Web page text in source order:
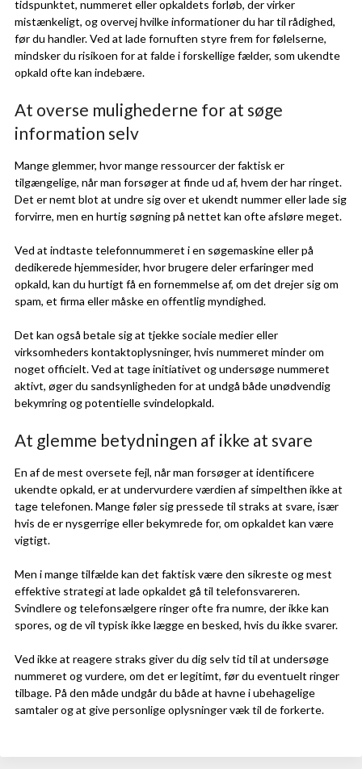
tidspunktet, nummeret eller opkaldets forløb, der virker
mistænkeligt, og overvej hvilke informationer du har til rådighed,
før du handler. Ved at lade fornuften styre frem for følelserne,
mindsker du risikoen for at falde i forskellige fælder, som ukendte
opkald ofte kan indebære.
At overse mulighederne for at søge
information selv
Mange glemmer, hvor mange ressourcer der faktisk er
tilgængelige, når man forsøger at finde ud af, hvem der har ringet.
Det er nemt blot at undre sig over et ukendt nummer eller lade sig
forvirre, men en hurtig søgning på nettet kan ofte afsløre meget.
Ved at indtaste telefonnummeret i en søgemaskine eller på
dedikerede hjemmesider, hvor brugere deler erfaringer med
opkald, kan du hurtigt få en fornemmelse af, om det drejer sig om
spam, et firma eller måske en offentlig myndighed.
Det kan også betale sig at tjekke sociale medier eller
virksomheders kontaktoplysninger, hvis nummeret minder om
noget officielt. Ved at tage initiativet og undersøge nummeret
aktivt, øger du sandsynligheden for at undgå både unødvendig
bekymring og potentielle svindelopkald.
At glemme betydningen af ikke at svare
En af de mest oversete fejl, når man forsøger at identificere
ukendte opkald, er at undervurdere værdien af simpelthen ikke at
tage telefonen. Mange føler sig pressede til straks at svare, især
hvis de er nysgerrige eller bekymrede for, om opkaldet kan være
vigtigt.
Men i mange tilfælde kan det faktisk være den sikreste og mest
effektive strategi at lade opkaldet gå til telefonsvareren.
Svindlere og telefonsælgere ringer ofte fra numre, der ikke kan
spores, og de vil typisk ikke lægge en besked, hvis du ikke svarer.
Ved ikke at reagere straks giver du dig selv tid til at undersøge
nummeret og vurdere, om det er legitimt, før du eventuelt ringer
tilbage. På den måde undgår du både at havne i ubehagelige
samtaler og at give personlige oplysninger væk til de forkerte.